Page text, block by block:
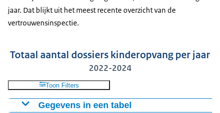
jaar. Dat blijkt uit het meest recente overzicht van de
vertrouwensinspectie.
Totaal aantal dossiers kinderopvang per jaar
2022-2024
Toon Filters
Gegevens in een tabel